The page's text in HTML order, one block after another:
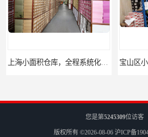
您是第5245309位访客
版权所有 ©2026-08-06 沪ICP备